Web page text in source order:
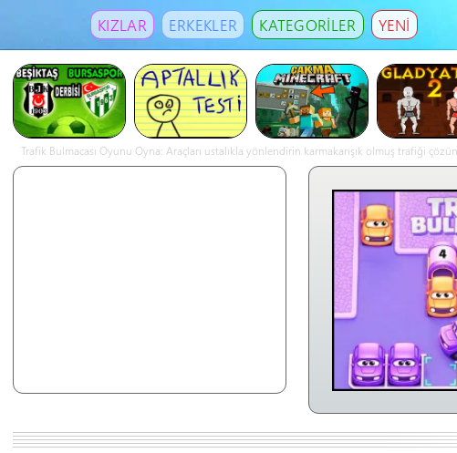
KIZLAR ERKEKLER KATEGORİLER YENİ
Trafik Bulmacası Oyunu Oyna: Araçları ustalıkla yönlendirin karmakarışık olmuş trafiği